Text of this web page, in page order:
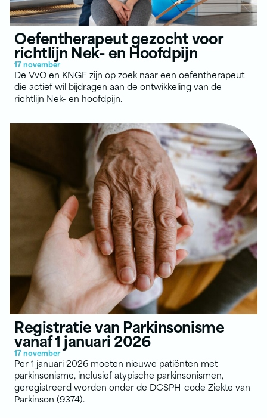
Oefentherapeut gezocht voor
richtlijn Nek- en Hoofdpijn
17 november
De VvO en KNGF zijn op zoek naar een oefentherapeut
die actief wil bijdragen aan de ontwikkeling van de
richtlijn Nek- en hoofdpijn.
Registratie van Parkinsonisme
vanaf 1 januari 2026
17 november
Per 1 januari 2026 moeten nieuwe patiënten met
parkinsonisme, inclusief atypische parkinsonismen,
geregistreerd worden onder de DCSPH-code Ziekte van
Parkinson (9374).